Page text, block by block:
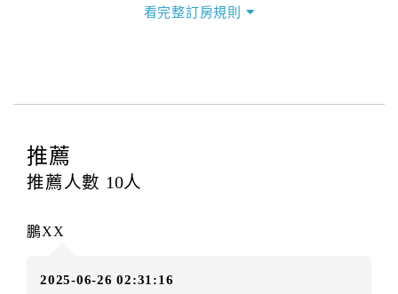
四、訂單異動
提出申辦不得異動訂單。
每筆訂單異動限定
辦理取消退款。
房者應補足差額。（限原訂飯店）
房者不得要求退其差額。（限原訂飯店）
看完整訂房規則
推薦
推薦人數 10人
鵬XX
2025-06-26 02:31:16